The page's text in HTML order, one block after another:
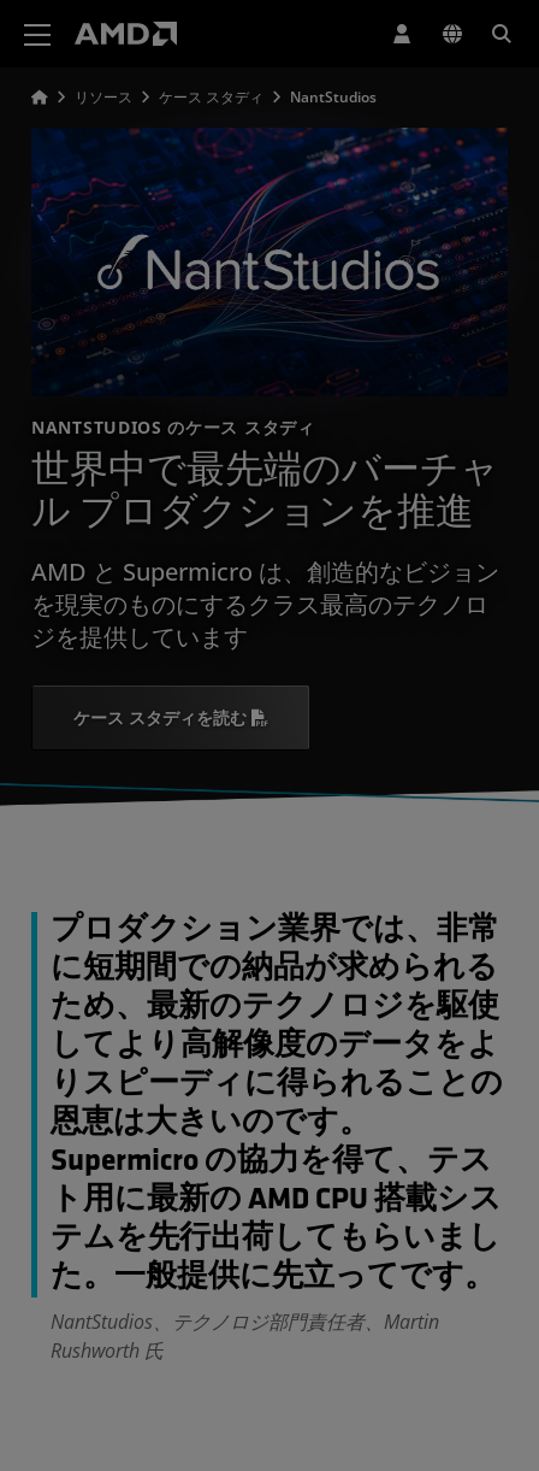
リソース ケース スタディ NantStudios
NANTSTUDIOS のケース スタディ
世界中で最先端のバーチャ
ル プロダクションを推進
AMD と Supermicro は、創造的なビジョン
を現実のものにするクラス最高のテクノロ
ジを提供しています
ケース スタディを読む
プロダクション業界では、非常
に短期間での納品が求められる
ため、最新のテクノロジを駆使
してより高解像度のデータをよ
りスピーディに得られることの
恩恵は大きいのです。
Supermicro の協力を得て、テス
ト用に最新の AMD CPU 搭載シス
テムを先行出荷してもらいまし
た。一般提供に先立ってです。
NantStudios、テクノロジ部門責任者、Martin
Rushworth 氏